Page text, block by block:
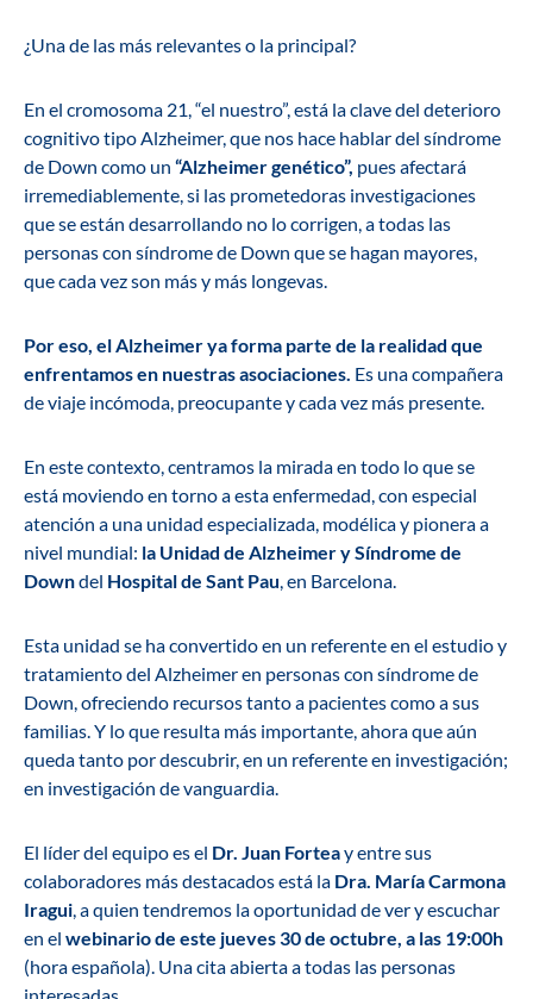
¿Una de las más relevantes o la principal?
En el cromosoma 21, “el nuestro”, está la clave del deterioro
cognitivo tipo Alzheimer, que nos hace hablar del síndrome
de Down como un “Alzheimer genético”, pues afectará
irremediablemente, si las prometedoras investigaciones
que se están desarrollando no lo corrigen, a todas las
personas con síndrome de Down que se hagan mayores,
que cada vez son más y más longevas.
Por eso, el Alzheimer ya forma parte de la realidad que
enfrentamos en nuestras asociaciones. Es una compañera
de viaje incómoda, preocupante y cada vez más presente.
En este contexto, centramos la mirada en todo lo que se
está moviendo en torno a esta enfermedad, con especial
atención a una unidad especializada, modélica y pionera a
nivel mundial: la Unidad de Alzheimer y Síndrome de
Downdel Hospital de Sant Pau, en Barcelona.
Esta unidad se ha convertido en un referente en el estudio y
tratamiento del Alzheimer en personas con síndrome de
Down, ofreciendo recursos tanto a pacientes como a sus
familias. Y lo que resulta más importante, ahora que aún
queda tanto por descubrir, en un referente en investigación;
en investigación de vanguardia.
El líder del equipo es el Dr. Juan Forteay entre sus
colaboradores más destacados está la Dra. María Carmona
Iragui, a quien tendremos la oportunidad de ver y escuchar
en el webinario de este jueves 30 de octubre, a las 19:00h
(hora española). Una cita abierta a todas las personas